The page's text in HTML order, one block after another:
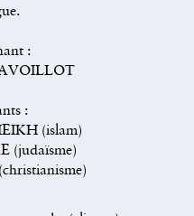
:
:
(islam)
(judaïsme)